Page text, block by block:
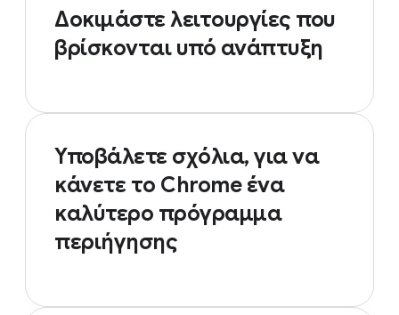
Δοκιμάστε λειτουργίες που
βρίσκονται υπό ανάπτυξη
Υποβάλετε σχόλια, για να
κάνετε το Chrome ένα
καλύτερο πρόγραμμα
περιήγησης